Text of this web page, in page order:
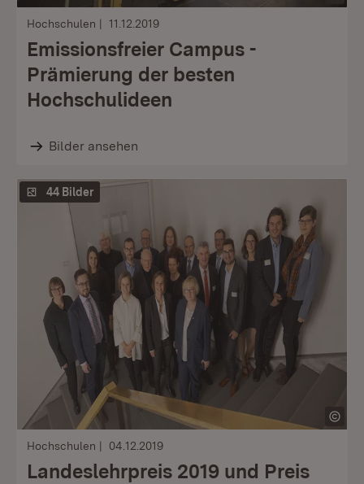
Hochschulen 11.12.2019
Emissionsfreier Campus -
Prämierung der besten
Hochschulideen
Bilder ansehen
44 Bilder
Hochschulen 04.12.2019
Landeslehrpreis 2019 und Preis